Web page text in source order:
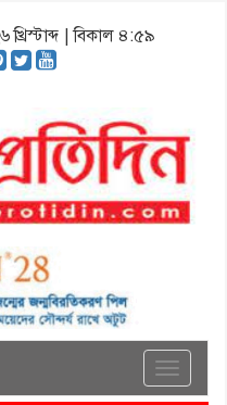
| বিকাল ৪:৫৯
Toggle